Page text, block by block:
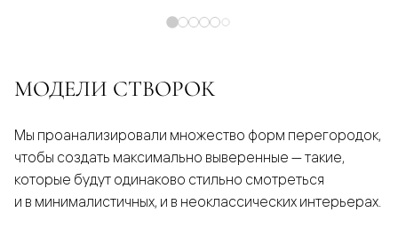
МОДЕЛИ СТВОРОК
Мы проанализировали множество форм перегородок,
чтобы создать максимально выверенные — такие,
которые будут одинаково стильно смотреться
и в минималистичных, и в неоклассических интерьерах.